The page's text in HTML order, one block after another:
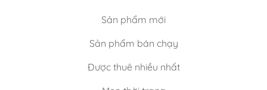
Sản phẩm mới
Sản phẩm bán chạy
Được thuê nhiều nhất